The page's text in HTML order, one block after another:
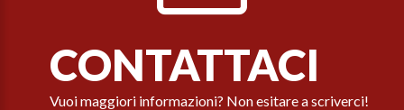
CONTATTACI
Vuoi maggiori informazioni? Non esitare a scriverci!